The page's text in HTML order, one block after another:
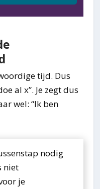
tijd. Dus
al x”. Je zegt dus
wel: “Ik ben
nodig
niet
je